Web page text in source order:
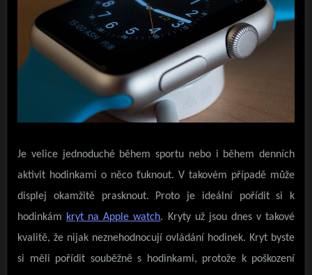
Je velice jednoduché během sportu nebo i během denních
aktivit hodinkami o něco ťuknout. V takovém případě může
displej okamžitě prasknout. Proto je ideální pořídit si k
hodinkám kryt na Apple watch. Kryty už jsou dnes v takové
kvalitě, že nijak neznehodnocují ovládání hodinek. Kryt byste
si měli pořídit souběžně s hodinkami, protože k poškození